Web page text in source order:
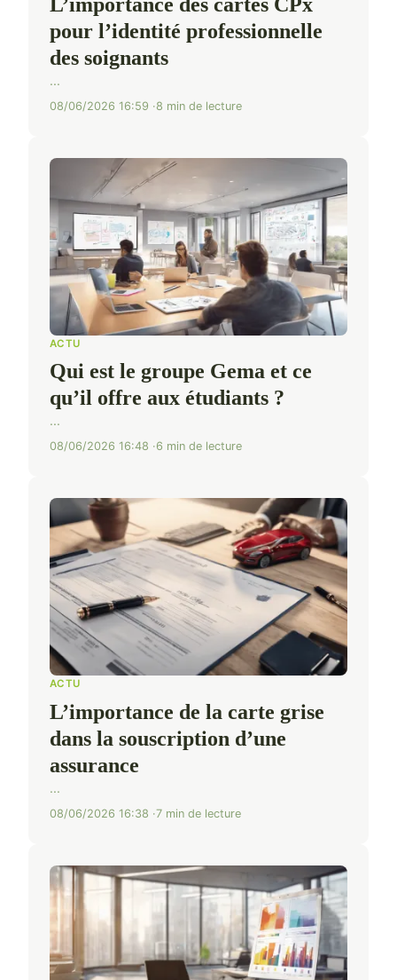
pour l’identité professionnelle
des soignants
...
08/06/2026 16:59 8 min de lecture
ACTU
Qui est le groupe Gema et ce
qu’il offre aux étudiants ?
...
08/06/2026 16:48 6 min de lecture
ACTU
L’importance de la carte grise
dans la souscription d’une
assurance
...
08/06/2026 16:38 7 min de lecture